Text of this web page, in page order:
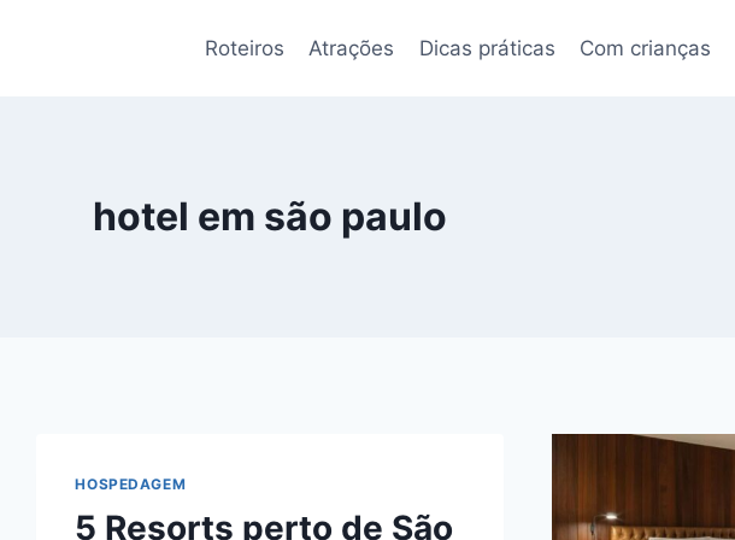
Roteiros Atrações Dicas práticas Com crianças
hotel em são paulo
HOSPEDAGEM
5 Resorts perto de São